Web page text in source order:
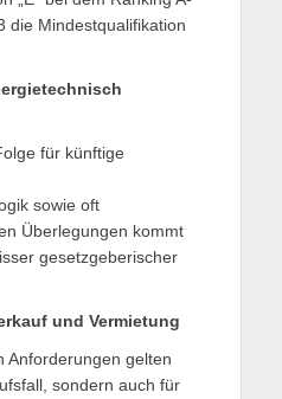
die Mindestqualifikation
für künftige
sowie oft
Überlegungen kommt
gesetzgeberischer
und Vermietung
Anforderungen gelten
sondern auch für